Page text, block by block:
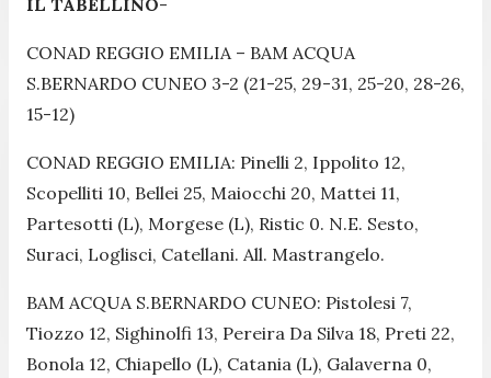
CONAD REGGIO EMILIA – BAM ACQUA
S.BERNARDO CUNEO 3-2 (21-25, 29-31, 25-20, 28-26,
15-12)
CONAD REGGIO EMILIA: Pinelli 2, Ippolito 12,
Scopelliti 10, Bellei 25, Maiocchi 20, Mattei 11,
Partesotti (L), Morgese (L), Ristic 0. N.E. Sesto,
Suraci, Loglisci, Catellani. All. Mastrangelo.
BAM ACQUA S.BERNARDO CUNEO: Pistolesi 7,
Tiozzo 12, Sighinolfi 13, Pereira Da Silva 18, Preti 22,
Bonola 12, Chiapello (L), Catania (L), Galaverna 0,